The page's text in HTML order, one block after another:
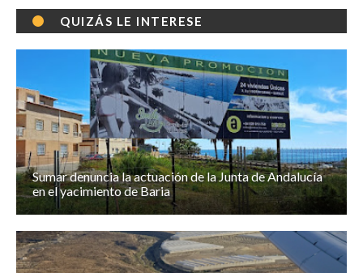
QUIZÁS LE INTERESE
Sumar denuncia la actuación de la Junta de Andalucía
en el yacimiento de Baria